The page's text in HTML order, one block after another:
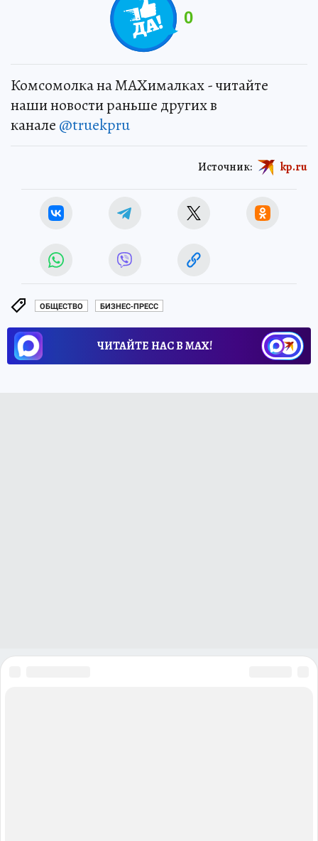
0
Комсомолка на MAXималках - читайте
наши новости раньше других в
канале @truekpru
Источник: kp.ru
ОБЩЕСТВО БИЗНЕС-ПРЕСС
ЧИТАЙТЕ НАС В МАХ!